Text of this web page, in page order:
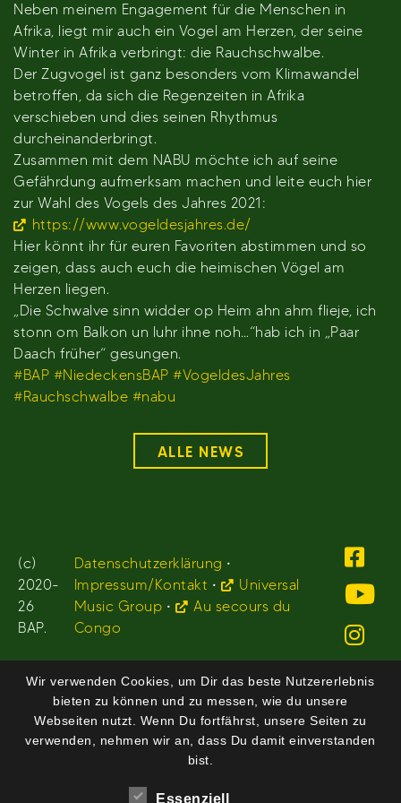
Neben meinem Engagement für die Menschen in
Afrika, liegt mir auch ein Vogel am Herzen, der seine
Winter in Afrika verbringt: die Rauchschwalbe.
Der Zugvogel ist ganz besonders vom Klimawandel
betroffen, da sich die Regenzeiten in Afrika
verschieben und dies seinen Rhythmus
durcheinanderbringt.
Zusammen mit dem NABU möchte ich auf seine
Gefährdung aufmerksam machen und leite euch hier
zur Wahl des Vogels des Jahres 2021:
https://www.vogeldesjahres.de/
Hier könnt ihr für euren Favoriten abstimmen und so
zeigen, dass auch euch die heimischen Vögel am
Herzen liegen.
„Die Schwalve sinn widder op Heim ahn ahm flieje, ich
stonn om Balkon un luhr ihne noh…“hab ich in „Paar
Daach früher“ gesungen.
#BAP #NiedeckensBAP #VogeldesJahres
#Rauchschwalbe #nabu
ALLE NEWS
(c)
2020-
26
BAP.
Datenschutzerklärung •
Impressum/Kontakt •
Universal
Music Group •
Au secours du
Congo
Wir verwenden Cookies, um Dir das beste Nutzererlebnis
bieten zu können und zu messen, wie du unsere
Webseiten nutzt. Wenn Du fortfährst, unsere Seiten zu
verwenden, nehmen wir an, dass Du damit einverstanden
bist.
Essenziell